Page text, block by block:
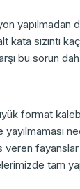
yapılmadan
sızıntı
bu sorun
format
yayılmaması
veren
tam